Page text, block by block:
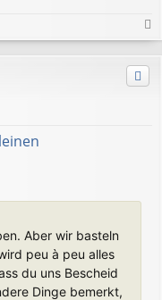
a
c
Aber wir basteln
peu à peu alles
du uns Bescheid
Dinge bemerkt,